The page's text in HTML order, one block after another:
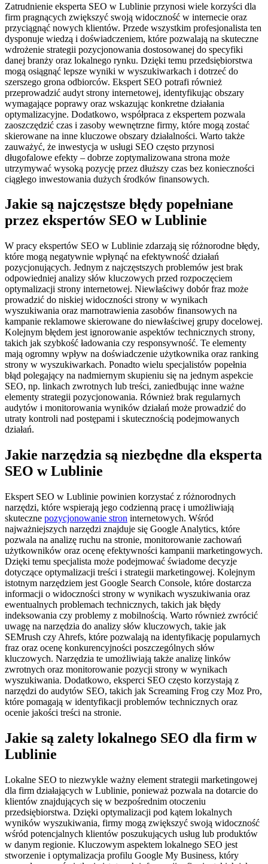
Zatrudnienie eksperta SEO w Lublinie przynosi wiele korzyści dla
firm pragnących zwiększyć swoją widoczność w internecie oraz
przyciągnąć nowych klientów. Przede wszystkim profesjonalista ten
dysponuje wiedzą i doświadczeniem, które pozwalają na skuteczne
wdrożenie strategii pozycjonowania dostosowanej do specyfiki
danej branży oraz lokalnego rynku. Dzięki temu przedsiębiorstwa
mogą osiągnąć lepsze wyniki w wyszukiwarkach i dotrzeć do
szerszego grona odbiorców. Ekspert SEO potrafi również
przeprowadzić audyt strony internetowej, identyfikując obszary
wymagające poprawy oraz wskazując konkretne działania
optymalizacyjne. Dodatkowo, współpraca z ekspertem pozwala
zaoszczędzić czas i zasoby wewnętrzne firmy, które mogą zostać
skierowane na inne kluczowe obszary działalności. Warto także
zauważyć, że inwestycja w usługi SEO często przynosi
długofalowe efekty – dobrze zoptymalizowana strona może
utrzymywać wysoką pozycję przez dłuższy czas bez konieczności
ciągłego inwestowania dużych środków finansowych.
Jakie są najczęstsze błędy popełniane
przez ekspertów SEO w Lublinie
W pracy ekspertów SEO w Lublinie zdarzają się różnorodne błędy,
które mogą negatywnie wpłynąć na efektywność działań
pozycjonujących. Jednym z najczęstszych problemów jest brak
odpowiedniej analizy słów kluczowych przed rozpoczęciem
optymalizacji strony internetowej. Niewłaściwy dobór fraz może
prowadzić do niskiej widoczności strony w wynikach
wyszukiwania oraz marnotrawienia zasobów finansowych na
kampanie reklamowe skierowane do niewłaściwej grupy docelowej.
Kolejnym błędem jest ignorowanie aspektów technicznych strony,
takich jak szybkość ładowania czy responsywność. Te elementy
mają ogromny wpływ na doświadczenie użytkownika oraz ranking
strony w wyszukiwarkach. Ponadto wielu specjalistów popełnia
błąd polegający na nadmiernym skupieniu się na jednym aspekcie
SEO, np. linkach zwrotnych lub treści, zaniedbując inne ważne
elementy strategii pozycjonowania. Również brak regularnych
audytów i monitorowania wyników działań może prowadzić do
utraty kontroli nad postępami i skutecznością podejmowanych
działań.
Jakie narzędzia są niezbędne dla eksperta
SEO w Lublinie
Ekspert SEO w Lublinie powinien korzystać z różnorodnych
narzędzi, które wspierają jego codzienną pracę i umożliwiają
skuteczne pozycjonowanie stron internetowych. Wśród
najważniejszych narzędzi znajduje się Google Analytics, które
pozwala na analizę ruchu na stronie, monitorowanie zachowań
użytkowników oraz ocenę efektywności kampanii marketingowych.
Dzięki temu specjalista może podejmować świadome decyzje
dotyczące optymalizacji treści i strategii marketingowej. Kolejnym
istotnym narzędziem jest Google Search Console, które dostarcza
informacji o widoczności strony w wynikach wyszukiwania oraz
ewentualnych problemach technicznych, takich jak błędy
indeksowania czy problemy z mobilnością. Warto również zwrócić
uwagę na narzędzia do analizy słów kluczowych, takie jak
SEMrush czy Ahrefs, które pozwalają na identyfikację popularnych
fraz oraz ocenę konkurencyjności poszczególnych słów
kluczowych. Narzędzia te umożliwiają także analizę linków
zwrotnych oraz monitorowanie pozycji strony w wynikach
wyszukiwania. Dodatkowo, eksperci SEO często korzystają z
narzędzi do audytów SEO, takich jak Screaming Frog czy Moz Pro,
które pomagają w identyfikacji problemów technicznych oraz
ocenie jakości treści na stronie.
Jakie są zalety lokalnego SEO dla firm w
Lublinie
Lokalne SEO to niezwykle ważny element strategii marketingowej
dla firm działających w Lublinie, ponieważ pozwala na dotarcie do
klientów znajdujących się w bezpośrednim otoczeniu
przedsiębiorstwa. Dzięki optymalizacji pod kątem lokalnych
wyników wyszukiwania, firmy mogą zwiększyć swoją widoczność
wśród potencjalnych klientów poszukujących usług lub produktów
w danym regionie. Kluczowym aspektem lokalnego SEO jest
stworzenie i optymalizacja profilu Google My Business, który